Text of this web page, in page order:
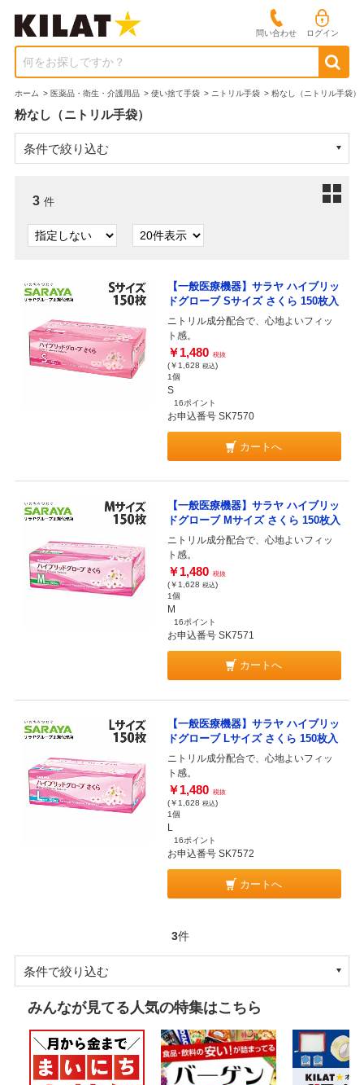
問い合わせ ログイン
何をお探しですか？
ホーム > 医薬品・衛生・介護用品 > 使い捨て手袋 > ニトリル手袋 > 粉なし（ニトリル手袋）
粉なし（ニトリル手袋）
条件で絞り込む
3 件
【一般医療機器】サラヤ ハイブリッ
ドグローブ Sサイズ さくら 150枚入
ニトリル成分配合で、心地よいフィッ
ト感。
￥1,480 税抜
(￥1,628 税込)
1個
S
16ポイント
お申込番号 SK7570
カートへ
【一般医療機器】サラヤ ハイブリッ
ドグローブ Mサイズ さくら 150枚入
ニトリル成分配合で、心地よいフィッ
ト感。
￥1,480 税抜
(￥1,628 税込)
1個
M
16ポイント
お申込番号 SK7571
カートへ
【一般医療機器】サラヤ ハイブリッ
ドグローブ Lサイズ さくら 150枚入
ニトリル成分配合で、心地よいフィッ
ト感。
￥1,480 税抜
(￥1,628 税込)
1個
L
16ポイント
お申込番号 SK7572
カートへ
3件
条件で絞り込む
みんなが見てる人気の特集はこちら